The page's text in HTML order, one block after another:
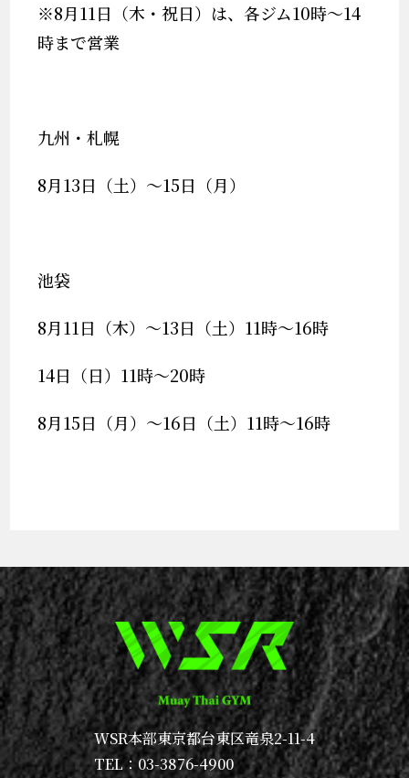
※8月11日（木・祝日）は、各ジム10時～14
時まで営業
九州・札幌
8月13日（土）～15日（月）
池袋
8月11日（木）～13日（土）11時～16時
14日（日）11時～20時
8月15日（月）～16日（土）11時～16時
WSR本部東京都台東区竜泉2-11-4
TEL：03-3876-4900